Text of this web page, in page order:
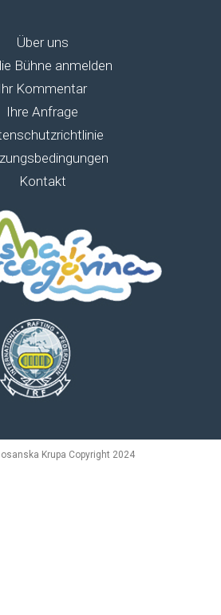
Über uns
Bühne anmelden
Ihr Kommentar
Ihre Anfrage
Kontakt
Krupa Copyright 2024